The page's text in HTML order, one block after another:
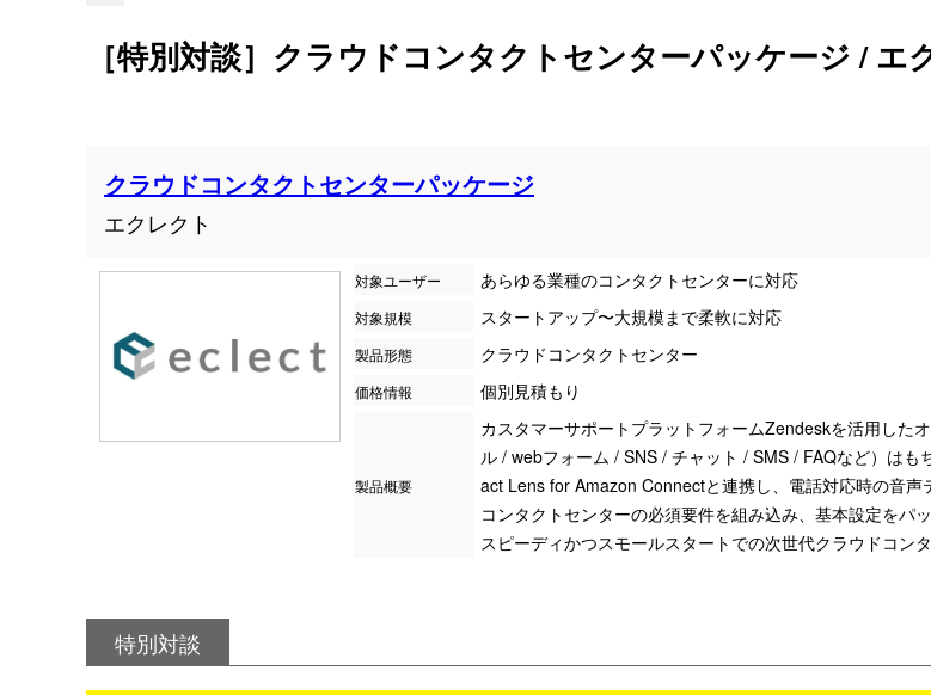
［特別対談］クラウドコンタクトセンターパッケージ / エ
クラウドコンタクトセンターパッケージ
エクレクト
対象ユーザー あらゆる業種のコンタクトセンターに対応
対象規模 スタートアップ〜大規模まで柔軟に対応
製品形態 クラウドコンタクトセンター
価格情報 個別見積もり
製品概要
カスタマーサポートプラットフォームZendeskを活用した
ル / webフォーム / SNS / チャット / SMS / FAQなど）は
act Lens for Amazon Connectと連携し、電話対応時の音声
コンタクトセンターの必須要件を組み込み、基本設定をパ
スピーディかつスモールスタートでの次世代クラウドコン
特別対談